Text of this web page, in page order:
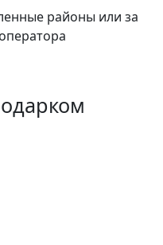
районы или за